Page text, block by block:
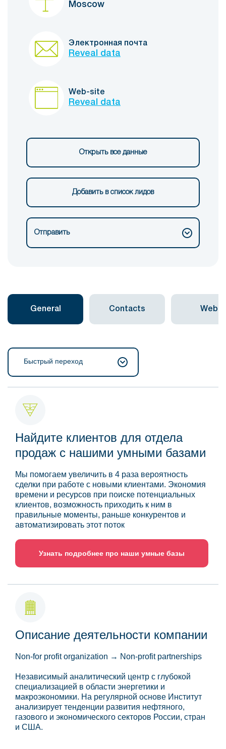
Moscow
Электронная почта
Reveal data
Web-site
Reveal data
Открыть все данные
Добавить в список лидов
Отправить
General Contacts Web
Быстрый переход
Найдите клиентов для отдела
продаж с нашими умными базами
Мы помогаем увеличить в 4 раза вероятность
сделки при работе с новыми клиентами. Экономия
времени и ресурсов при поиске потенциальных
клиентов, возможность приходить к ним в
правильные моменты, раньше конкурентов и
автоматизировать этот поток
Узнать подробнее про наши умные базы
Описание деятельности компании
Non-for profit organization → Non-profit partnerships
Независимый аналитический центр с глубокой
специализацией в области энергетики и
макроэкономики. На регулярной основе Институт
анализирует тенденции развития нефтяного,
газового и экономического секторов России, стран
и США.